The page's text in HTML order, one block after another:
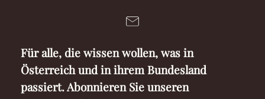
Für alle, die wissen wollen, was in
Österreich und in ihrem Bundesland
passiert. Abonnieren Sie unseren